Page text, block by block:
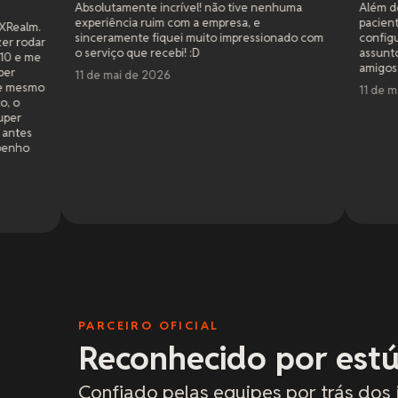
incrível! não tive nenhuma
ruim com a empresa, e
fiquei muito impressionado com
que recebi! :D
de 2026
Além de responderem
pacientes e me ajudaram
configurações pra deixar
assunto é jogar cross
amigos. Atendimento de
PARCEIRO OFICIAL
Reconhecido por
Confiado pelas equipes por trás dos